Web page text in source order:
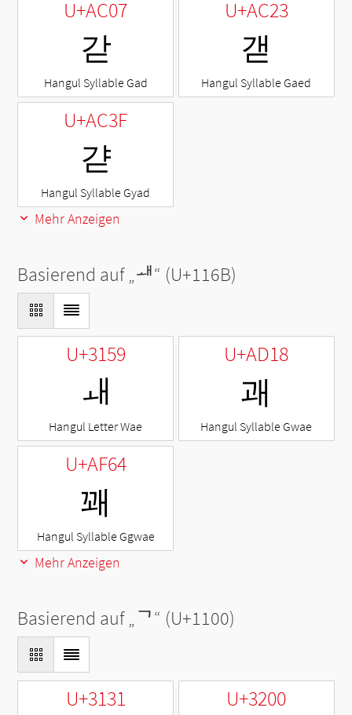
U+AC07
갇
Hangul Syllable Gad
U+AC23
갣
Hangul Syllable Gaed
U+AC3F
갿
Hangul Syllable Gyad
Mehr Anzeigen
Basierend auf „ᅫ“ (U+116B)
U+3159
ㅙ
Hangul Letter Wae
U+AD18
괘
Hangul Syllable Gwae
U+AF64
꽤
Hangul Syllable Ggwae
Mehr Anzeigen
Basierend auf „ᄀ“ (U+1100)
U+3131 U+3200